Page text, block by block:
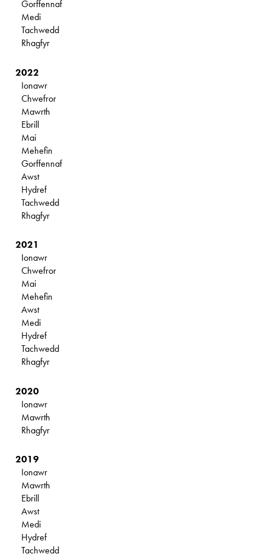
Gorffennaf
Medi
Tachwedd
Rhagfyr
2022
Ionawr
Chwefror
Mawrth
Ebrill
Mai
Mehefin
Gorffennaf
Awst
Hydref
Tachwedd
Rhagfyr
2021
Ionawr
Chwefror
Mai
Mehefin
Awst
Medi
Hydref
Tachwedd
Rhagfyr
2020
Ionawr
Mawrth
Rhagfyr
2019
Ionawr
Mawrth
Ebrill
Awst
Medi
Hydref
Tachwedd